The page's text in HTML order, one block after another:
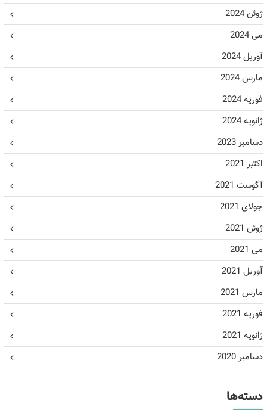
ژوئن 2024
می 2024
آوریل 2024
مارس 2024
فوریه 2024
ژانویه 2024
دسامبر 2023
اکتبر 2021
آگوست 2021
جولای 2021
ژوئن 2021
می 2021
آوریل 2021
مارس 2021
فوریه 2021
ژانویه 2021
دسامبر 2020
دسته‌ها